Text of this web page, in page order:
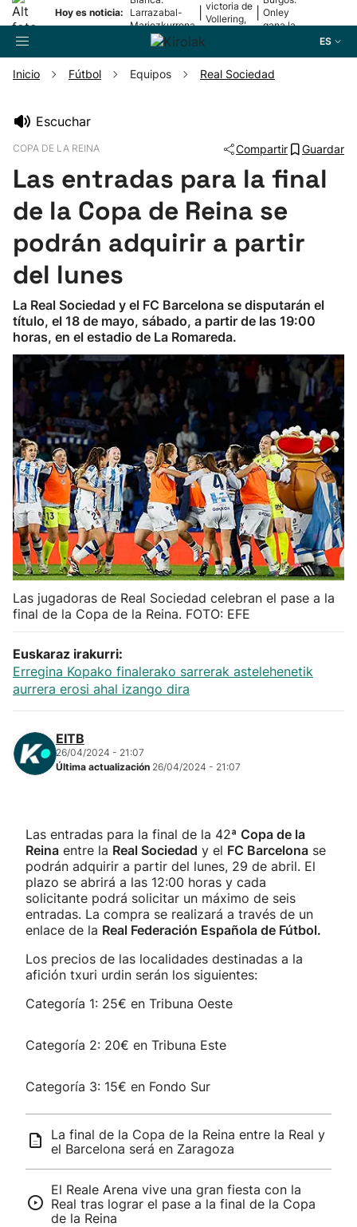
Hoy es noticia:
Larrazabal-
Mariezkurrena
II, a la final
victoria de
Vollering,
Onley
gana la
ES
Pelota
Remo
Ciclismo
Herri-kirolak
Balonmano
Kirolak 360
Atletismo
Carreras de montaña
Más deportes
"Helmuga"
Inicio Fútbol Equipos Real Sociedad
Escuchar
COPA DE LA REINA Compartir Guardar
Las entradas para la final
de la Copa de Reina se
podrán adquirir a partir
del lunes
La Real Sociedad y el FC Barcelona se disputarán el
título, el 18 de mayo, sábado, a partir de las 19:00
horas, en el estadio de La Romareda.
Las jugadoras de Real Sociedad celebran el pase a la
final de la Copa de la Reina. FOTO: EFE
Euskaraz irakurri:
Erregina Kopako finalerako sarrerak astelehenetik
aurrera erosi ahal izango dira
EITB
26/04/2024 - 21:07
Última actualización 26/04/2024 - 21:07
Las entradas para la final de la 42ª Copa de la
Reina entre la Real Sociedad y el FC Barcelona se
podrán adquirir a partir del lunes, 29 de abril. El
plazo se abrirá a las 12:00 horas y cada
solicitante podrá solicitar un máximo de seis
entradas. La compra se realizará a través de un
enlace de la Real Federación Española de Fútbol.
Los precios de las localidades destinadas a la
afición txuri urdin serán los siguientes:
Categoría 1: 25€ en Tribuna Oeste
Categoría 2: 20€ en Tribuna Este
Categoría 3: 15€ en Fondo Sur
La final de la Copa de la Reina entre la Real y
el Barcelona será en Zaragoza
El Reale Arena vive una gran fiesta con la
Real tras lograr el pase a la final de la Copa
de la Reina